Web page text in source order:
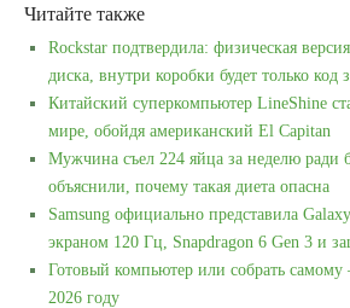
Читайте также
Rockstar подтвердила: физическая
диска, внутри коробки будет только код
Китайский суперкомпьютер LineShine
мире, обойдя американский El Capitan
Мужчина съел 224 яйца за неделю ради
объяснили, почему такая диета опасна
Samsung официально представила
экраном 120 Гц, Snapdragon 6 Gen 3 и
Готовый компьютер или собрать
2026 году